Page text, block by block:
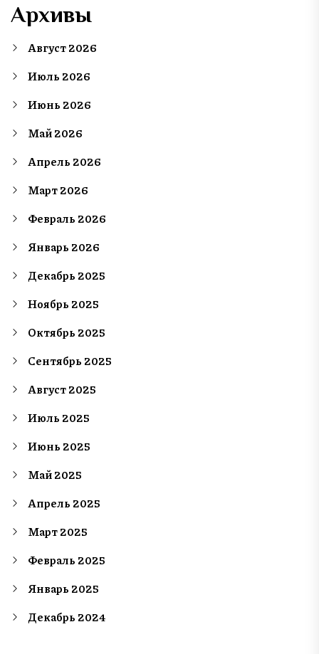
Архивы
Август 2026
Июль 2026
Июнь 2026
Май 2026
Апрель 2026
Март 2026
Февраль 2026
Январь 2026
Декабрь 2025
Ноябрь 2025
Октябрь 2025
Сентябрь 2025
Август 2025
Июль 2025
Июнь 2025
Май 2025
Апрель 2025
Март 2025
Февраль 2025
Январь 2025
Декабрь 2024